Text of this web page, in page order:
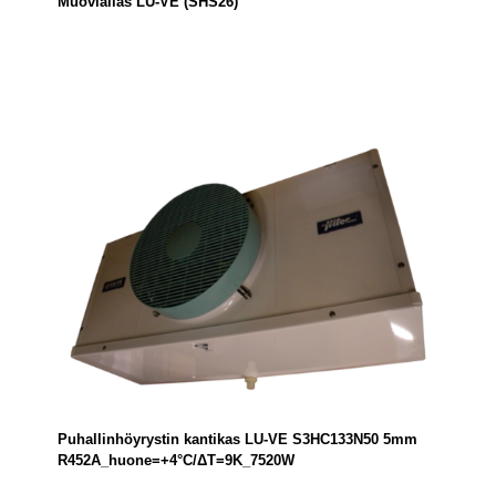
Puhallinhöyrystin kantikas LU-VE S3HC133N50 5mm
R452A_huone=+4°C/ΔT=9K_7520W